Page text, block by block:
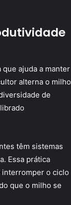
ajuda a manter
alterna o milho
de
têm sistemas
Essa prática
interromper o ciclo
que o milho se